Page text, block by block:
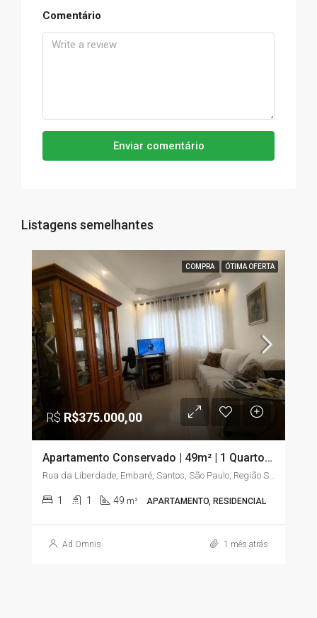
Comentário
Enviar comentário
Listagens semelhantes
COMPRA ÓTIMA OFERTA
R$ R$375.000,00
Apartamento Conservado | 49m² | 1 Quarto com Sacada | Embaré – Santos/SP
1 1 49 m² APARTAMENTO, RESIDENCIAL
Ad Omnis 1 mês atrás